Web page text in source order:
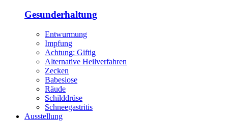
Gesunderhaltung
Entwurmung
Impfung
Achtung: Giftig
Alternative Heilverfahren
Zecken
Babesiose
Räude
Schilddrüse
Schneegastritis
Ausstellung